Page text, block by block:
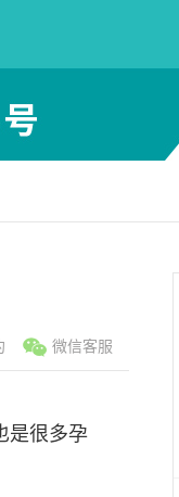
微信客服
是很多孕